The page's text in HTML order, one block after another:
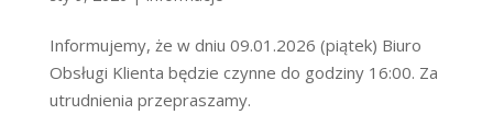
Informujemy, że w dniu 09.01.2026 (piątek) Biuro
Obsługi Klienta będzie czynne do godziny 16:00. Za
utrudnienia przepraszamy.